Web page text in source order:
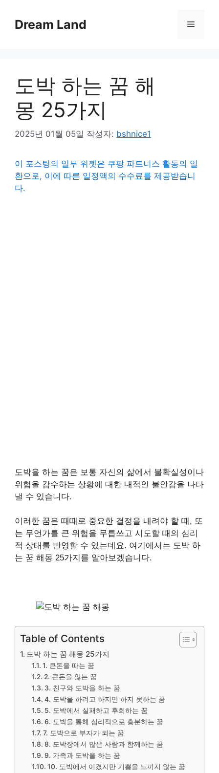
Dream Land 메
도박 하는 꿈 해
몽 25가지
2025년 01월 05일 작성자: bshnice1
이 포스팅의 일부 위젯은 쿠팡 파트너스 활동의 일
환으로, 이에 따른 일정액의 수수료를 제공받습니
다.
도박을 하는 꿈은 보통 자신의 삶에서 불확실성이나
위험을 감수하는 상황에 대한 내적인 불안감을 나타
낼 수 있습니다.
이러한 꿈은 때때로 중요한 결정을 내려야 할 때, 또
는 무언가를 큰 위험을 무릅쓰고 시도할 때의 심리
적 상태를 반영할 수 있는데요. 여기에서는 도박 하
는 꿈 해몽 25가지를 알아보겠습니다.
Table of Contents
도박 하는 꿈 해몽 25가지
1. 큰돈을 따는 꿈
2. 큰돈을 잃는 꿈
3. 친구와 도박을 하는 꿈
4. 도박을 하려고 하지만 하지 못하는 꿈
5. 도박에서 실패하고 후회하는 꿈
6. 도박을 통해 심리적으로 흥분하는 꿈
7. 도박으로 부자가 되는 꿈
8. 도박장에서 많은 사람과 함께하는 꿈
9. 가족과 도박을 하는 꿈
10. 도박에서 이겼지만 기쁨을 느끼지 않는 꿈